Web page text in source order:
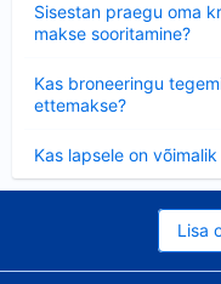
Sisestan praegu oma
makse sooritamine?
Kas broneeringu
ettemakse?
Kas lapsele on
Lisa